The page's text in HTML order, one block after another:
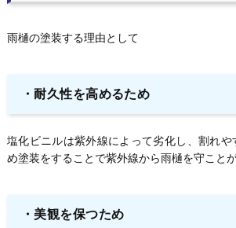
雨樋の塗装する理由として
・耐久性を高めるため
塩化ビニルは紫外線によって劣化し、割れや
め塗装をすることで紫外線から雨樋を守ことが
・ 美観を保つため